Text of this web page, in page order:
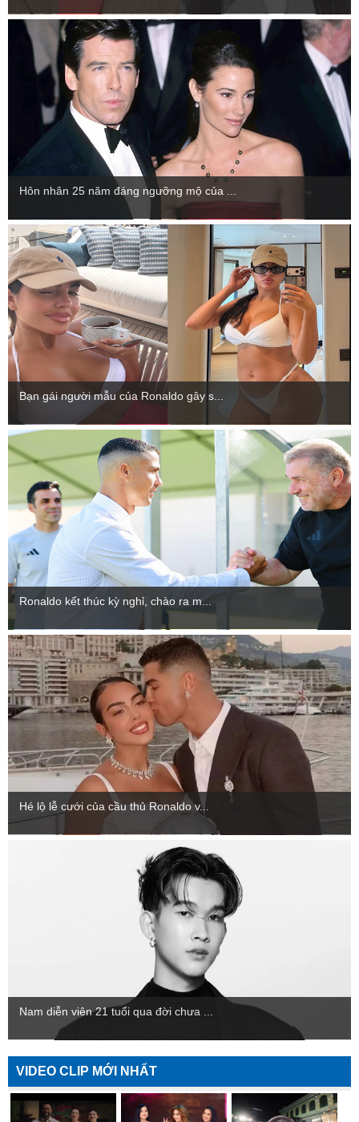
Hôn nhân 25 năm đáng ngưỡng mộ của ...
Bạn gái người mẫu của Ronaldo gây s...
Ronaldo kết thúc kỳ nghỉ, chào ra m...
Hé lộ lễ cưới của cầu thủ Ronaldo v...
Nam diễn viên 21 tuổi qua đời chưa ...
VIDEO CLIP MỚI NHẤT